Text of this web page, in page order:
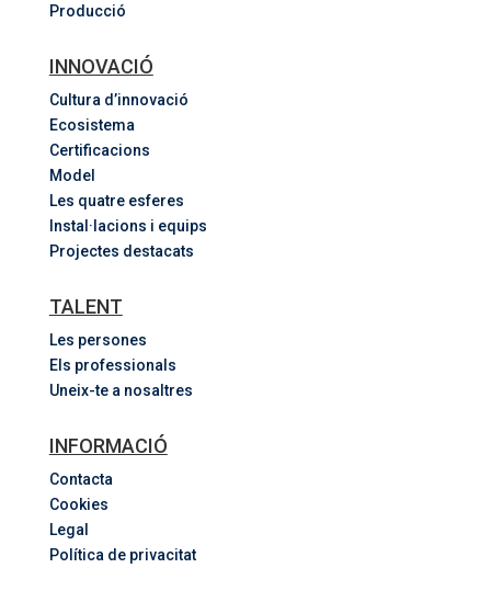
Producció
INNOVACIÓ
Cultura d’innovació
Ecosistema
Certificacions
Model
Les quatre esferes
Instal·lacions i equips
Projectes destacats
TALENT
Les persones
Els professionals
Uneix-te a nosaltres
INFORMACIÓ
Contacta
Cookies
Legal
Política de privacitat